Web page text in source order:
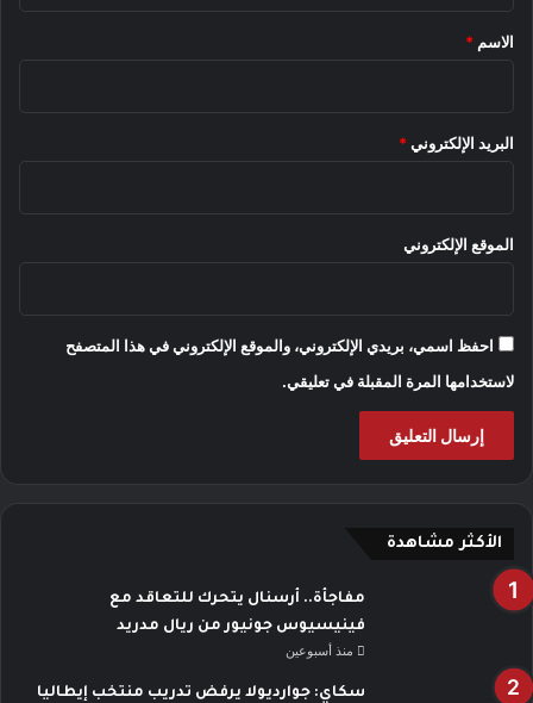
*
الاسم *
البريد الإلكتروني *
الموقع الإلكتروني
احفظ اسمي، بريدي الإلكتروني، والموقع الإلكتروني في هذا المتصفح
لاستخدامها المرة المقبلة في تعليقي.
الأكثر مشاهدة
مفاجأة.. أرسنال يتحرك للتعاقد مع
فينيسيوس جونيور من ريال مدريد
منذ أسبوعين
سكاي: جوارديولا يرفض تدريب منتخب إيطاليا